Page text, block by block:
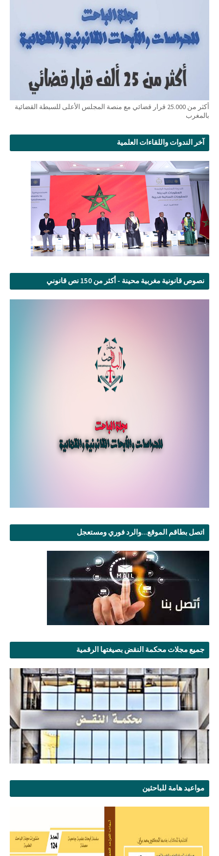
أكثر من 25.000 قرار قضائي مع منصة المجلس الأعلى للسبطة القضائية
بالمغرب
آخر الندوات واللقاءات العلمية
نصوص قانونية مغربية محينة - أكثر من 150 نص قانوني
اتصل بطاقم الموقع...والرد فوري ومستعجل
جميع مجلات محكمة النقض بصيغتها الرقمية
مواعيد هامة للباحثين